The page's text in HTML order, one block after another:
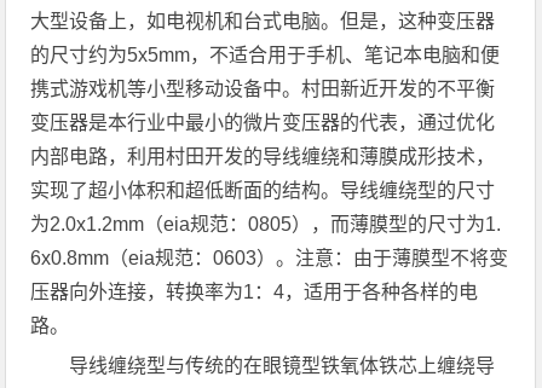
大型设备上，如电视机和台式电脑。但是，这种变压器
的尺寸约为5x5mm，不适合用于手机、笔记本电脑和便
携式游戏机等小型移动设备中。村田新近开发的不平衡
变压器是本行业中最小的微片变压器的代表，通过优化
内部电路，利用村田开发的导线缠绕和薄膜成形技术，
实现了超小体积和超低断面的结构。导线缠绕型的尺寸
为2.0x1.2mm（eia规范：0805），而薄膜型的尺寸为1.
6x0.8mm（eia规范：0603）。注意：由于薄膜型不将变
压器向外连接，转换率为1：4，适用于各种各样的电
路。
导线缠绕型与传统的在眼镜型铁氧体铁芯上缠绕导